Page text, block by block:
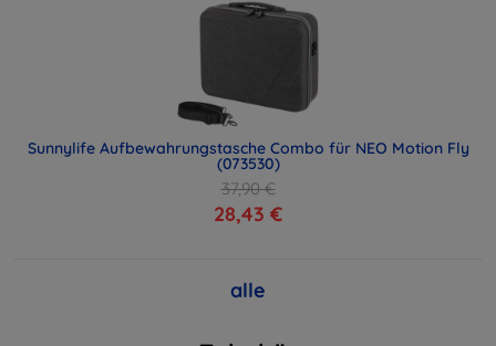
Sunnylife Aufbewahrungstasche Combo für NEO Motion Fly
(073530)
37,90 €
28,43 €
alle